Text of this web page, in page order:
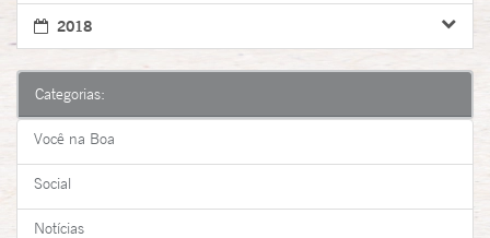
2018
Categorias:
Você na Boa
Social
Notícias